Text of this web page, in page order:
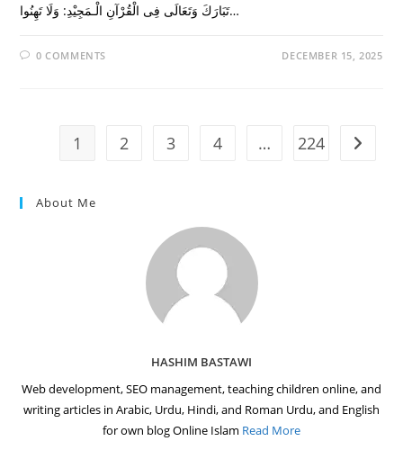
تَبَارَكَ وَتَعَالَى فِى الْقُرْآنِ الْـمَجِيْدِ: وَلَا تَهِنُوا…
0 COMMENTS DECEMBER 15, 2025
1 2 3 4 … 224 Go to
About Me
HASHIM BASTAWI
Web development, SEO management, teaching children online, and
writing articles in Arabic, Urdu, Hindi, and Roman Urdu, and English
for own blog Online Islam Read More